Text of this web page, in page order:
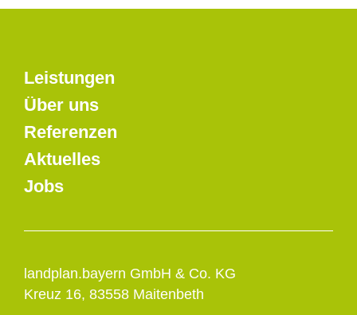
landplan.bayern GmbH & Co. KG
Kreuz 16, 83558 Maitenbeth
Leistungen
Über uns
Referenzen
Aktuelles
Jobs